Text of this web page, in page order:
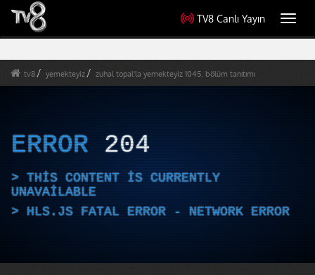
TV8 Canlı Yayın
tv8 yemekteyiz zuhal topal'la yemekteyiz 1045. bölüm tanıtımı
ERROR 204
THIS CONTENT IS CURRENTLY
UNAVAILABLE
HLS.JS FATAL ERROR - NETWORK ERROR